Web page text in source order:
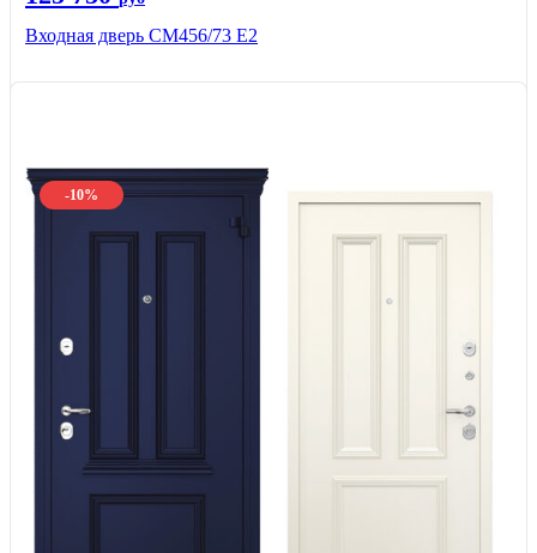
Входная дверь СМ456/73 Е2
-10%